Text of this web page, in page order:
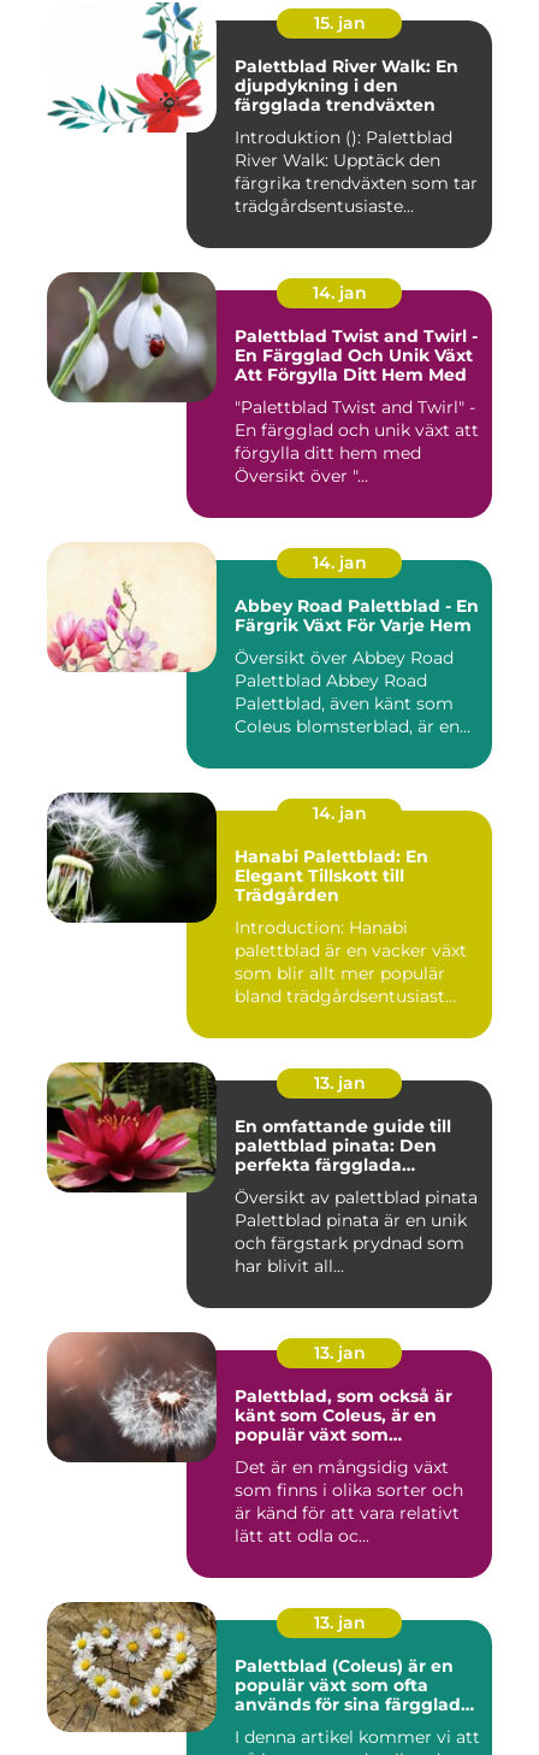
15. jan
Palettblad River Walk: En
djupdykning i den
färgglada trendväxten
Introduktion (): Palettblad
River Walk: Upptäck den
färgrika trendväxten som tar
trädgårdsentusiaste...
14. jan
Palettblad Twist and Twirl -
En Färgglad Och Unik Växt
Att Förgylla Ditt Hem Med
"Palettblad Twist and Twirl" -
En färgglad och unik växt att
förgylla ditt hem med
Översikt över "...
14. jan
Abbey Road Palettblad - En
Färgrik Växt För Varje Hem
Översikt över Abbey Road
Palettblad Abbey Road
Palettblad, även känt som
Coleus blomsterblad, är en...
14. jan
Hanabi Palettblad: En
Elegant Tillskott till
Trädgården
Introduction: Hanabi
palettblad är en vacker växt
som blir allt mer populär
bland trädgårdsentusiast...
13. jan
En omfattande guide till
palettblad pinata: Den
perfekta färgglada
prydnaden för ditt hem
Översikt av palettblad pinata
Palettblad pinata är en unik
och färgstark prydnad som
har blivit all...
13. jan
Palettblad, som också är
känt som Coleus, är en
populär växt som
färgglada och mönstrade
blad
Det är en mångsidig växt
som finns i olika sorter och
är känd för att vara relativt
lätt att odla oc...
13. jan
Palettblad (Coleus) är en
populär växt som ofta
används för sina färgglada
känt att vissa sorter även
I denna artikel kommer vi att